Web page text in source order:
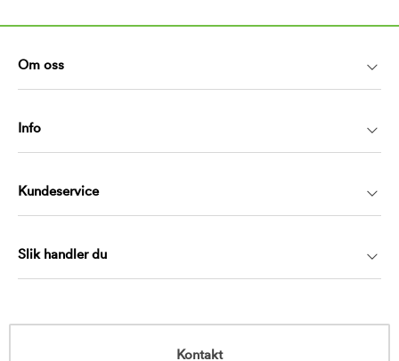
Om oss
Info
Kundeservice
Slik handler du
Kontakt